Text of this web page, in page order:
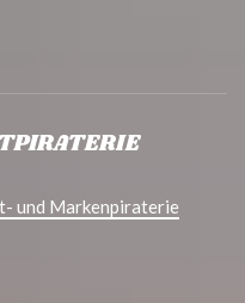
und Markenpiraterie